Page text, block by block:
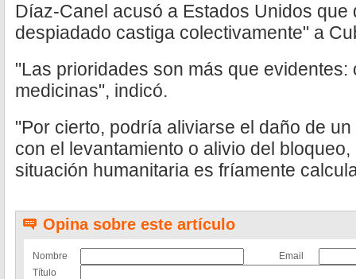
Díaz-Canel acusó a Estados Unidos que
despiadado castiga colectivamente" a
"Las prioridades son más que
medicinas", indicó.
"Por cierto, podría aliviarse el daño de
con el levantamiento o alivio del
situación humanitaria es fríamente
Opina sobre este artículo
Nombre
Email
Título